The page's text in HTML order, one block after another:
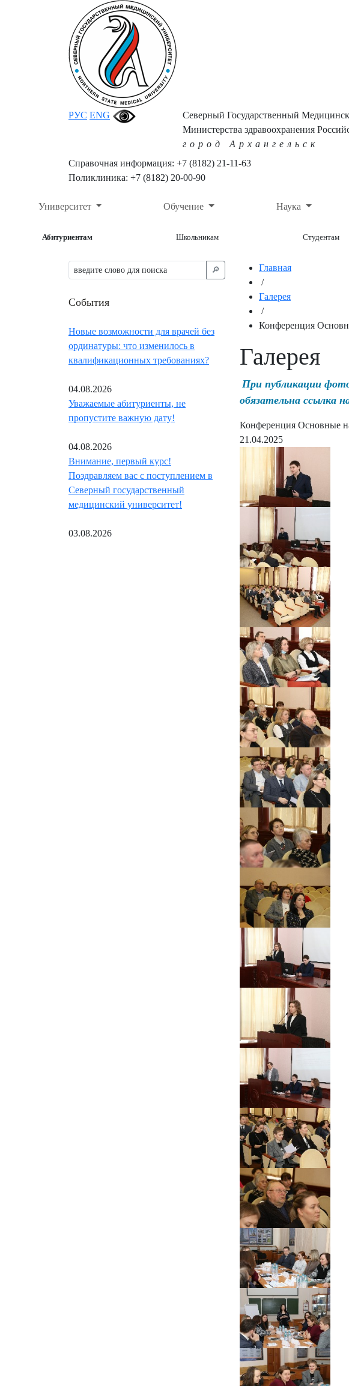
РУС ENG
Северный Государственный
Министерства здравоохранения
город Архангельск
Справочная информация: +7 (8182) 21-11-63
Поликлиника: +7 (8182) 20-00-90
Университет Обучение Наука
Абитуриентам Школьникам Студентам
🔎︎
События
Новые возможности для врачей без
ординатуры: что изменилось в
квалификационных требованиях?
04.08.2026
Уважаемые абитуриенты, не
пропустите важную дату!
04.08.2026
Внимание, первый курс!
Поздравляем вас с поступлением в
Северный государственный
медицинский университет!
03.08.2026
Главная
/
Галерея
/
Конференция
Галерея
При публикации
обязательна ссылка
Конференция Основные
21.04.2025